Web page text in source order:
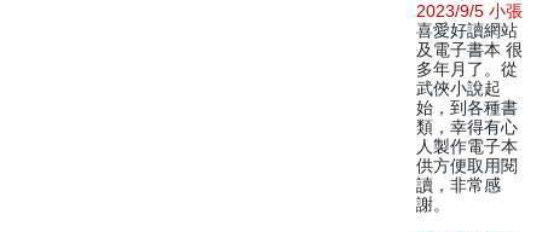
2023/9/5 小張
喜愛好讀網站
及電子書本 很
多年月了。從
武俠小說起
始，到各種書
類，幸得有心
人製作電子本
供方便取用閱
讀，非常感
謝。